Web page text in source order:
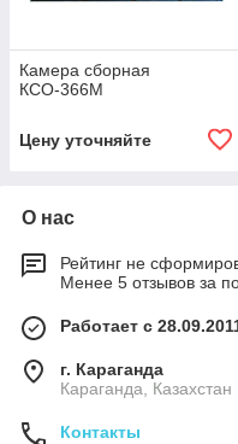
Камера сборная
КСО-366М
Цену уточняйте
О нас
Рейтинг не
Менее 5 отзывов за
Работает с
г. Караганда
Караганда, Казахстан
Контакты